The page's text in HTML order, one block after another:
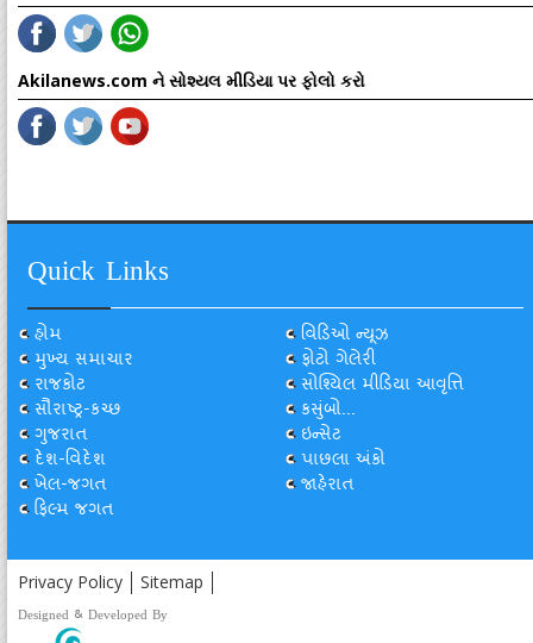
Akilanews.com ને સોશ્યલ મીડિયા પર ફોલો કરો
Quick Links
હોમ
મુખ્ય સમાચાર
રાજકોટ
સૌરાષ્ટ્ર-કચ્છ
ગુજરાત
દેશ-વિદેશ
ખેલ-જગત
ફિલ્મ જગત
વિડિઓ ન્યૂઝ
ફોટો ગેલેરી
સોશ્યિલ મીડિયા આવૃત્તિ
કસુંબો...
ઇન્સેટ
પાછલા અંકો
જાહેરાત
Privacy Policy Sitemap
Designed & Developed By